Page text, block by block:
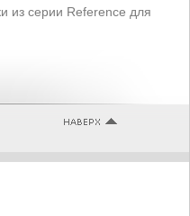
из серии Reference для